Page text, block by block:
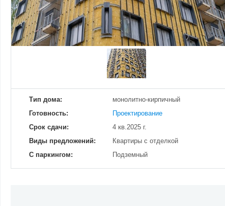
Добавить фотографию Изменено: 23.12.2024 Просмотров
Тип дома:
монолитно-кирпичный
Готовность:
Проектирование
Срок сдачи:
4 кв.2025 г.
Виды предложений:
Квартиры с отделкой
С паркингом:
Подземный